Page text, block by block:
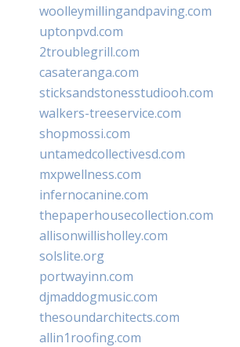
woolleymillingandpaving.com
uptonpvd.com
2troublegrill.com
casateranga.com
sticksandstonesstudiooh.com
walkers-treeservice.com
shopmossi.com
untamedcollectivesd.com
mxpwellness.com
infernocanine.com
thepaperhousecollection.com
allisonwillisholley.com
solslite.org
portwayinn.com
djmaddogmusic.com
thesoundarchitects.com
allin1roofing.com